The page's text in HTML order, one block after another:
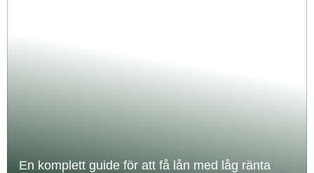
En komplett guide för att få lån med låg ränta